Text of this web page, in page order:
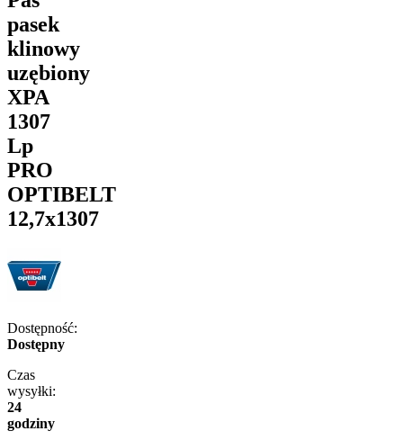
pasek
klinowy
uzębiony
XPA
1307
Lp
PRO
OPTIBELT
12,7x1307
Dostępność:
Dostępny
Czas
wysyłki:
24
godziny